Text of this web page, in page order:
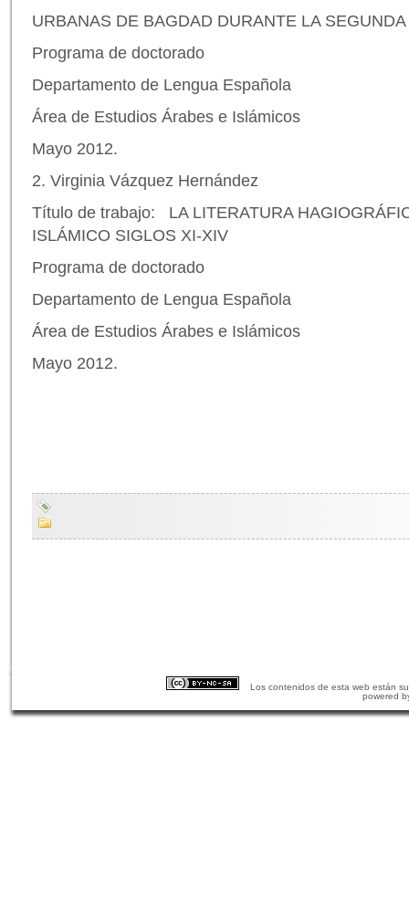
URBANAS DE BAGDAD DURANTE LA
Programa de doctorado
Departamento de Lengua Española
Área de Estudios Árabes e Islámicos
Mayo 2012.
2. Virginia Vázquez Hernández
Título de trabajo: LA LITERATURA
ISLÁMICO SIGLOS XI-XIV
Programa de doctorado
Departamento de Lengua Española
Área de Estudios Árabes e Islámicos
Mayo 2012.
Los contenidos de esta web están
powered